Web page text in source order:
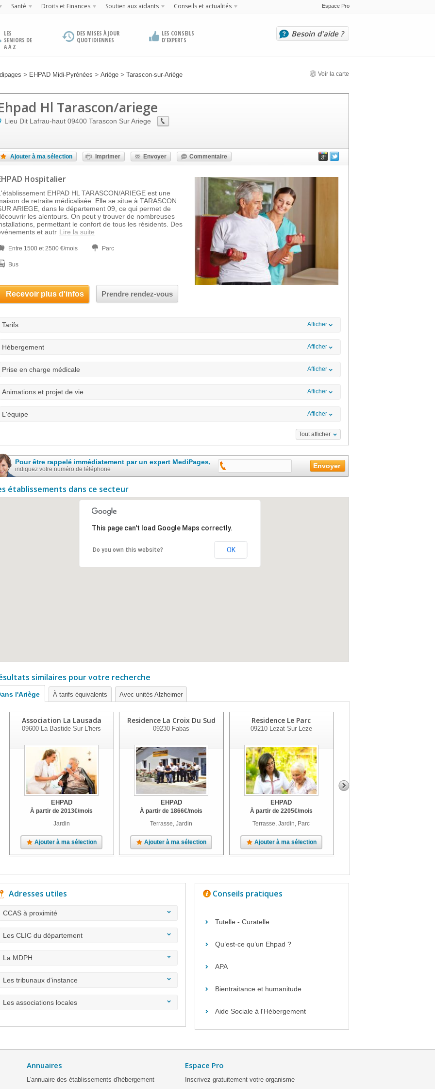
Santé Droits et Finances Soutien aux aidants Conseils et actualités Espace Pro
LES
SENIORS DE
A À Z
DES MISES À JOUR
QUOTIDIENNES
LES CONSEILS
D'EXPERTS
Besoin d'aide ?
> EHPAD Midi-Pyrénées > Ariège > Tarascon-sur-Ariège Voir la carte
Hl Tarascon/ariege
Lieu Dit Lafrau-haut 09400 Tarascon Sur Ariege
Ajouter à ma sélection Imprimer Envoyer Commentaire
Hospitalier
EHPAD HL TARASCON/ARIEGE est une
de retraite médicalisée. Elle se situe à TARASCON
ARIEGE, dans le département 09, ce qui permet de
les alentours. On peut y trouver de nombreuses
permettant le confort de tous les résidents. Des
et autr Lire la suite
Entre 1500 et 2500 €/mois Parc
Bus
Recevoir plus d'infos Prendre rendez-vous
Tarifs Afficher
Hébergement Afficher
Prise en charge médicale Afficher
Animations et projet de vie Afficher
L'équipe Afficher
Tout afficher
Pour être rappelé immédiatement par un expert MediPages,
indiquez votre numéro de téléphone
établissements dans ce secteur
This page can't load Google Maps correctly.
Do you own this website? OK
similaires pour votre recherche
l'Ariège À tarifs équivalents Avec unités Alzheimer
Association La Lausada
09600 La Bastide Sur L'hers
EHPAD
À partir de 2013€/mois
Jardin
Ajouter à ma sélection
Residence La Croix Du Sud
09230 Fabas
EHPAD
À partir de1866€/mois
Terrasse, Jardin
Ajouter à ma sélection
Residence Le Parc
09210Lezat Sur Leze
EHPAD
À partir de 2205€/mois
Terrasse, Jardin, Parc
Ajouter à ma sélection
Adresses utiles
CCAS à proximité
Les CLIC du département
La MDPH
Les tribunaux d'instance
Les associations locales
Conseils pratiques
Tutelle - Curatelle
Qu’est-ce qu’un Ehpad ?
APA
Bientraitance et humanitude
Aide Sociale à l'Hébergement
Annuaires
L'annuaire des établissements d'hébergement
Espace Pro
Inscrivez gratuitement votre organisme